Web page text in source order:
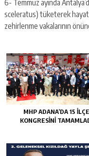
6- Temmuz ayında
sceleratus) tüketerek
zehirlenme vakalarının
MHP ADANA’DA 15 İLÇE
KONGRESINI